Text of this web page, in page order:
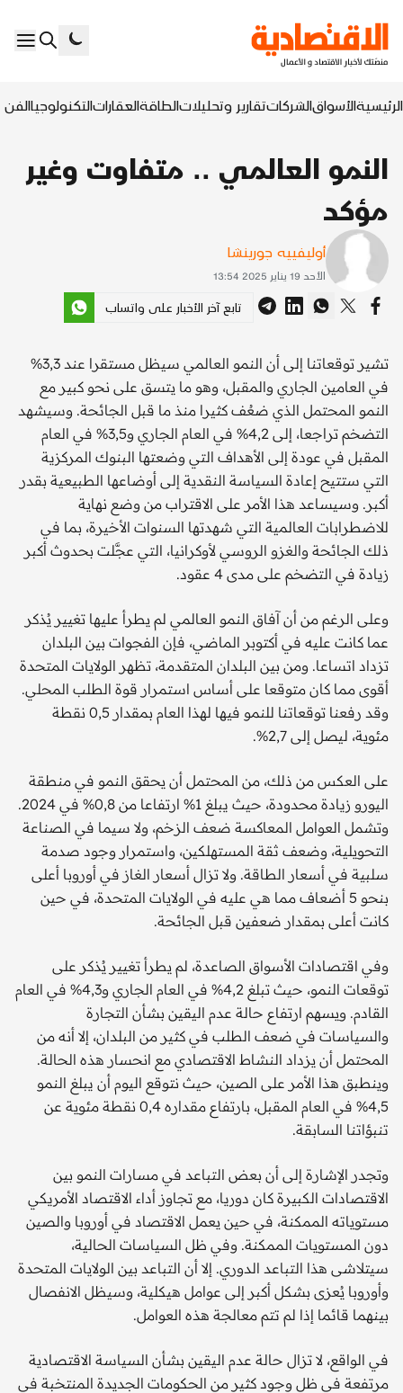
الرئيسيةالأسواقالشركاتتقارير وتحليلاتالطاقةالعقاراتالتكنولوجياالفن
النمو العالمي .. متفاوت وغير
مؤكد
أوليفييه جورينشا
الأحد 19 يناير 2025 13:54
تابع آخر الأخبار على واتساب
تشير توقعاتنا إلى أن النمو العالمي سيظل مستقرا عند 3,3%
في العامين الجاري والمقبل، وهو ما يتسق على نحو كبير مع
النمو المحتمل الذي ضعُف كثيرا منذ ما قبل الجائحة. وسيشهد
التضخم تراجعا، إلى 4,2% في العام الجاري و3,5% في العام
المقبل في عودة إلى الأهداف التي وضعتها البنوك المركزية
التي ستتيح إعادة السياسة النقدية إلى أوضاعها الطبيعية بقدر
أكبر. وسيساعد هذا الأمر على الاقتراب من وضع نهاية
للاضطرابات العالمية التي شهدتها السنوات الأخيرة، بما في
ذلك الجائحة والغزو الروسي لأوكرانيا، التي عجَّلت بحدوث أكبر
زيادة في التضخم على مدى 4 عقود.
وعلى الرغم من أن آفاق النمو العالمي لم يطرأ عليها تغيير يُذكر
عما كانت عليه في أكتوبر الماضي، فإن الفجوات بين البلدان
تزداد اتساعا. ومن بين البلدان المتقدمة، تظهر الولايات المتحدة
أقوى مما كان متوقعا على أساس استمرار قوة الطلب المحلي.
وقد رفعنا توقعاتنا للنمو فيها لهذا العام بمقدار 0,5 نقطة
مئوية، ليصل إلى 2,7%.
على العكس من ذلك، من المحتمل أن يحقق النمو في منطقة
اليورو زيادة محدودة، حيث يبلغ 1% ارتفاعا من 0,8% في 2024.
وتشمل العوامل المعاكسة ضعف الزخم، ولا سيما في الصناعة
التحويلية، وضعف ثقة المستهلكين، واستمرار وجود صدمة
سلبية في أسعار الطاقة. ولا تزال أسعار الغاز في أوروبا أعلى
بنحو 5 أضعاف مما هي عليه في الولايات المتحدة، في حين
كانت أعلى بمقدار ضعفين قبل الجائحة.
وفي اقتصادات الأسواق الصاعدة، لم يطرأ تغيير يُذكر على
توقعات النمو، حيث تبلغ 4,2% في العام الجاري و4,3% في العام
القادم. ويسهم ارتفاع حالة عدم اليقين بشأن التجارة
والسياسات في ضعف الطلب في كثير من البلدان، إلا أنه من
المحتمل أن يزداد النشاط الاقتصادي مع انحسار هذه الحالة.
وينطبق هذا الأمر على الصين، حيث نتوقع اليوم أن يبلغ النمو
4,5% في العام المقبل، بارتفاع مقداره 0,4 نقطة مئوية عن
تنبؤاتنا السابقة.
وتجدر الإشارة إلى أن بعض التباعد في مسارات النمو بين
الاقتصادات الكبيرة كان دوريا، مع تجاوز أداء الاقتصاد الأمريكي
مستوياته الممكنة، في حين يعمل الاقتصاد في أوروبا والصين
دون المستويات الممكنة. وفي ظل السياسات الحالية،
سيتلاشى هذا التباعد الدوري. إلا أن التباعد بين الولايات المتحدة
وأوروبا يُعزى بشكل أكبر إلى عوامل هيكلية، وسيظل الانفصال
بينهما قائما إذا لم تتم معالجة هذه العوامل.
في الواقع، لا تزال حالة عدم اليقين بشأن السياسة الاقتصادية
مرتفعة في ظل وجود كثير من الحكومات الجديدة المنتخبة في